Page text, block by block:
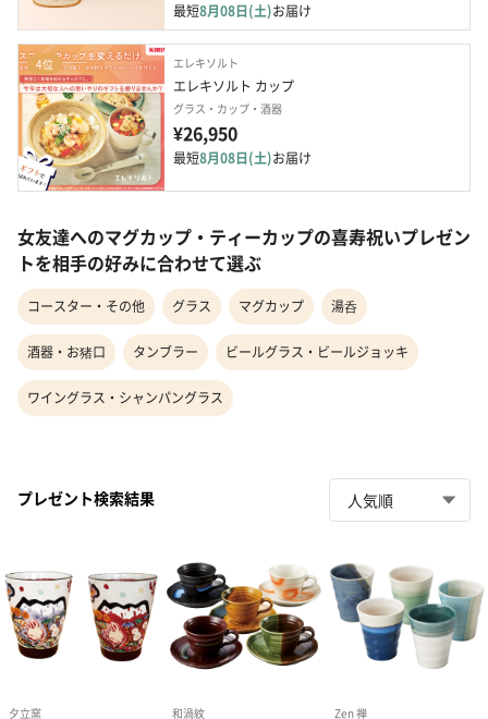
最短8月08日(土)お届け
4位 エレキソルト
エレキソルト カップ
グラス・カップ・酒器
¥26,950
最短8月08日(土)お届け
女友達へのマグカップ・ティーカップの喜寿祝いプレゼン
トを相手の好みに合わせて選ぶ
コースター・その他 グラス マグカップ 湯呑
酒器・お猪口 タンブラー ビールグラス・ビールジョッキ
ワイングラス・シャンパングラス
プレゼント検索結果